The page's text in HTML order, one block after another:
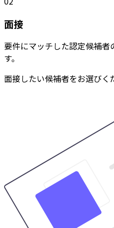
面接
要件にマッチした認定候補
す。
面接したい候補者をお選びく